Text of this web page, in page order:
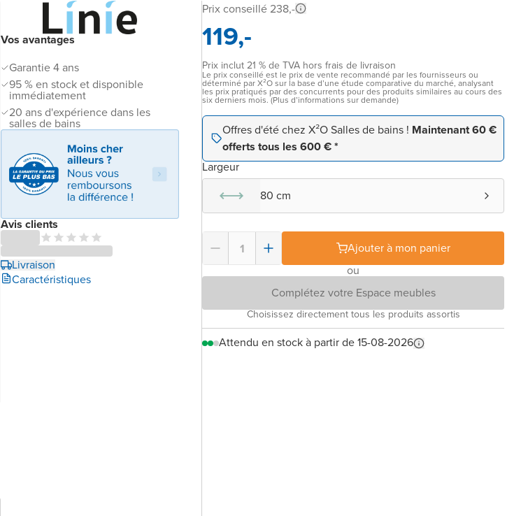
Vos avantages
Garantie 4 ans
95 % en stock et disponible
immédiatement
20 ans d'expérience dans les
salles de bains
Avis clients
Livraison
Caractéristiques
Prix conseillé 238,-
119,-
Prix inclut 21 % de TVA hors frais de livraison
Le prix conseillé est le prix de vente recommandé par les fournisseurs ou
déterminé par X²O sur la base d’une étude comparative du marché, analysant
les prix pratiqués par des concurrents pour des produits similaires au cours des
six derniers mois. (Plus d’informations sur demande)
Offres d'été chez X²O Salles de bains ! Maintenant 60 €
offerts tous les 600 € *
Largeur
80 cm
Ajouter à mon panier
ou
Complétez votre Espace meubles
Choisissez directement tous les produits assortis
Attendu en stock à partir de 15-08-2026